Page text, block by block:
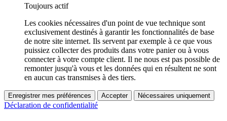
Toujours actif
Les cookies nécessaires d'un point de vue technique sont
exclusivement destinés à garantir les fonctionnalités de base
de notre site internet. Ils servent par exemple à ce que vous
puissiez collecter des produits dans votre panier ou à vous
connecter à votre compte client. Il ne nous est pas possible de
remonter jusqu'à vous et les données qui en résultent ne sont
en aucun cas transmises à des tiers.
Enregistrer mes préférences Accepter Nécessaires uniquement
Déclaration de confidentialité